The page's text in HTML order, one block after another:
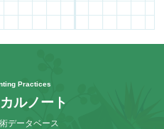
Practices
ルノート
データベース